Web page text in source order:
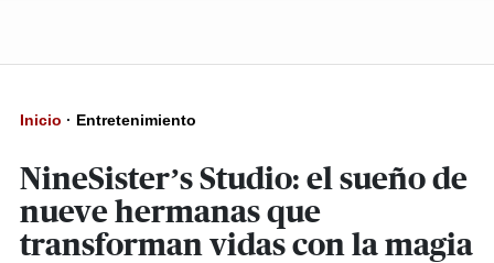
Inicio · Entretenimiento
NineSister’s Studio: el sueño de
nueve hermanas que
transforman vidas con la magia